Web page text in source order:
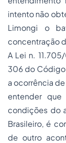
intento não
Limongi o
concentração
A Lei n.
306 do Código
a ocorrência
entender
condições do
Brasileiro, é
de outro